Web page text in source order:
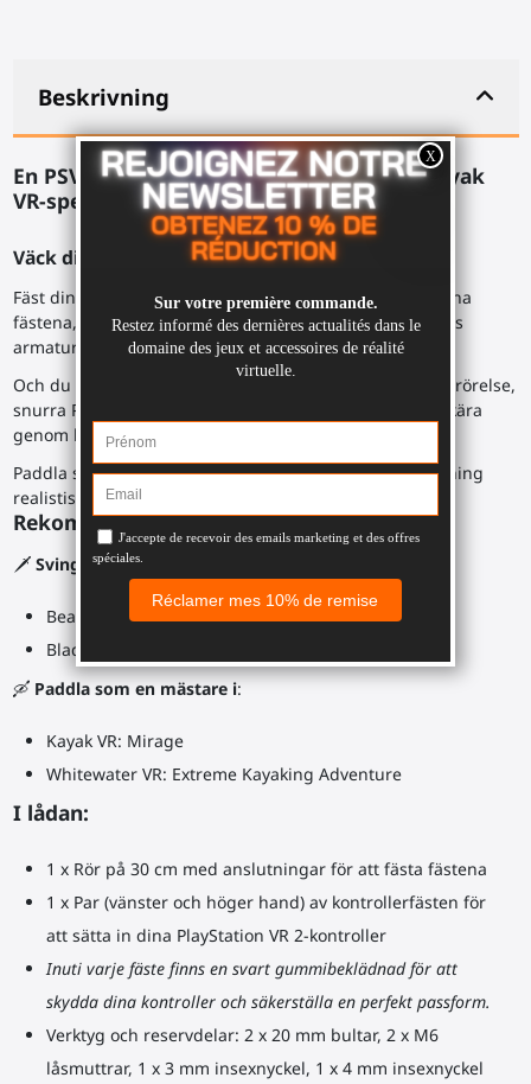
Beskrivning
En PSVR2 dual-sabel för BeatSaber eller Kayak
VR-spel.
Väck din inre krigare.
Fäst dina PlayStation VR 2-kontroller stadigt i de förslutna
fästena, med kontrollernas handledsrem runt ProSabers
armatur.
Och du är redo att släppa loss din stil i en explosion av rörelse,
snurra ProSabern i dina händer eller runt dig, för att skära
genom kuberna.
Paddla som galen i din virtuella kajak, med en uppsättning
realistiska rörelser utan att skada dina axlar.
Rekommenderade spel:
🗡️ Svinga din ProSaber dubbelklinga i
Beat Saber
Blade and Sorcery
🛶 Paddla som en mästare i:
Kayak VR: Mirage
Whitewater VR: Extreme Kayaking Adventure
I lådan:
1 x Rör på 30 cm med anslutningar för att fästa fästena
1 x Par (vänster och höger hand) av kontrollerfästen för
att sätta in dina PlayStation VR 2-kontroller
Inuti varje fäste finns en svart gummibeklädnad för att
skydda dina kontroller och säkerställa en perfekt passform.
Verktyg och reservdelar: 2 x 20 mm bultar, 2 x M6
låsmuttrar, 1 x 3 mm insexnyckel, 1 x 4 mm insexnyckel